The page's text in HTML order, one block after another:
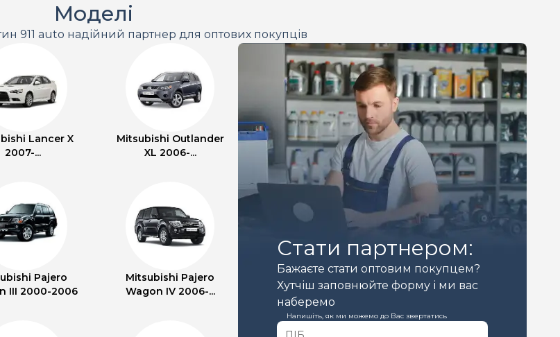
Моделі
911 auto надійний партнер для оптових покупців
Lancer X
2007-...
Mitsubishi Outlander
XL 2006-...
Pajero
III 2000-2006
Mitsubishi Pajero
Wagon IV 2006-...
Стати партнером:
Бажаєте стати оптовим покупцем?
Хутчіш заповнюйте форму і ми вас
наберемо
Напишіть, як ми можемо до Вас звертатись